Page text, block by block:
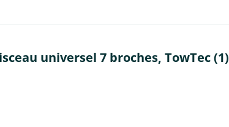
universel 7 broches, TowTec (1)